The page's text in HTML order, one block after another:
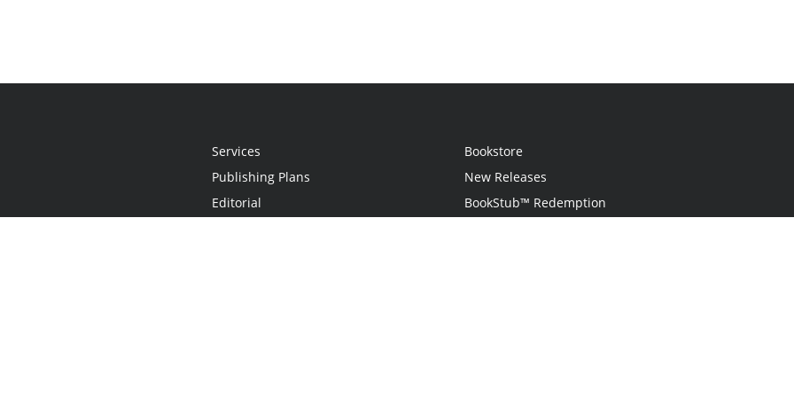
Services
Publishing Plans
Editorial
Bookstore
New Releases
BookStub™ Redemption